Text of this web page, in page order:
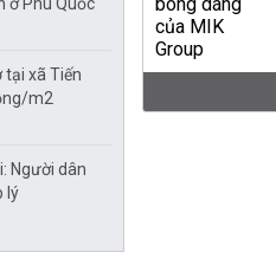
tại xã Tiến
m2
Người dân
lý